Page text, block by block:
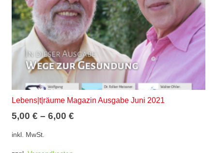
Lebens|t|räume Magazin Ausgabe Juni 2021
5,00 € – 6,00 €
inkl. MwSt.